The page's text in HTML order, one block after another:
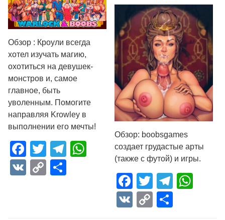
Обзор : Кроули всегда
хотел изучать магию,
охотиться на девушек-
монстров и, самое
главное, быть
уволенным. Помогите
направляя Krowley в
выполнении его мечты!
Facebook
TwitterTelegram
WhatsApp
VK CopyОтправить
Обзор: boobsgames
создает грудастые арты
(также с футой) и игры.​
Facebook
Twitter
VK Copy